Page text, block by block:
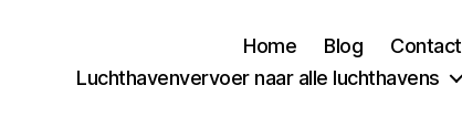
Home Blog
Contact
Luchthavenvervoer naar alle luchthavens